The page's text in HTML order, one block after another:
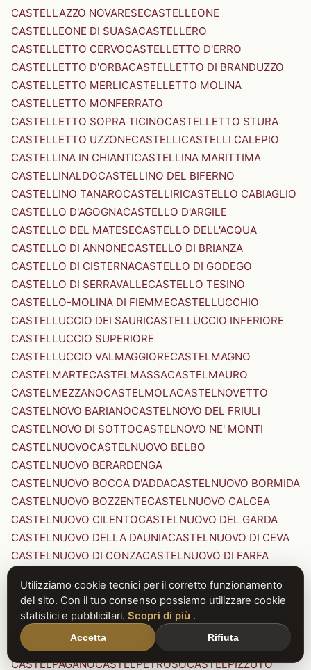
CASTELLAZZO NOVARESECASTELLEONE
CASTELLEONE DI SUASACASTELLERO
CASTELLETTO CERVOCASTELLETTO D'ERRO
CASTELLETTO D'ORBACASTELLETTO DI BRANDUZZO
CASTELLETTO MERLICASTELLETTO MOLINA
CASTELLETTO MONFERRATO
CASTELLETTO SOPRA TICINOCASTELLETTO STURA
CASTELLETTO UZZONECASTELLICASTELLI CALEPIO
CASTELLINA IN CHIANTICASTELLINA MARITTIMA
CASTELLINALDOCASTELLINO DEL BIFERNO
CASTELLINO TANAROCASTELLIRICASTELLO CABIAGLIO
CASTELLO D'AGOGNACASTELLO D'ARGILE
CASTELLO DEL MATESECASTELLO DELL'ACQUA
CASTELLO DI ANNONECASTELLO DI BRIANZA
CASTELLO DI CISTERNACASTELLO DI GODEGO
CASTELLO DI SERRAVALLECASTELLO TESINO
CASTELLO-MOLINA DI FIEMMECASTELLUCCHIO
CASTELLUCCIO DEI SAURICASTELLUCCIO INFERIORE
CASTELLUCCIO SUPERIORE
CASTELLUCCIO VALMAGGIORECASTELMAGNO
CASTELMARTECASTELMASSACASTELMAURO
CASTELMEZZANOCASTELMOLACASTELNOVETTO
CASTELNOVO BARIANOCASTELNOVO DEL FRIULI
CASTELNOVO DI SOTTOCASTELNOVO NE' MONTI
CASTELNUOVOCASTELNUOVO BELBO
CASTELNUOVO BERARDENGA
CASTELNUOVO BOCCA D'ADDACASTELNUOVO BORMIDA
CASTELNUOVO BOZZENTECASTELNUOVO CALCEA
CASTELNUOVO CILENTOCASTELNUOVO DEL GARDA
CASTELNUOVO DELLA DAUNIACASTELNUOVO DI CEVA
CASTELNUOVO DI CONZACASTELNUOVO DI FARFA
CASTELNUOVO DI PORTO CASTELNUOVO DON BOSCO
CASTELNUOVO MAGRACASTELNUOVO NIGRA
CASTELNUOVO PARANOCASTELNUOVO RANGONE
CASTELNUOVO SCRIVIA
CASTELNUOVO VAL DI CECINA
CASTELPAGANOCASTELPETROSOCASTELPIZZUTO
Utilizziamo cookie tecnici per il corretto funzionamento
del sito. Con il tuo consenso possiamo utilizzare cookie
statistici e pubblicitari. Scopri di più .
Accetta Rifiuta